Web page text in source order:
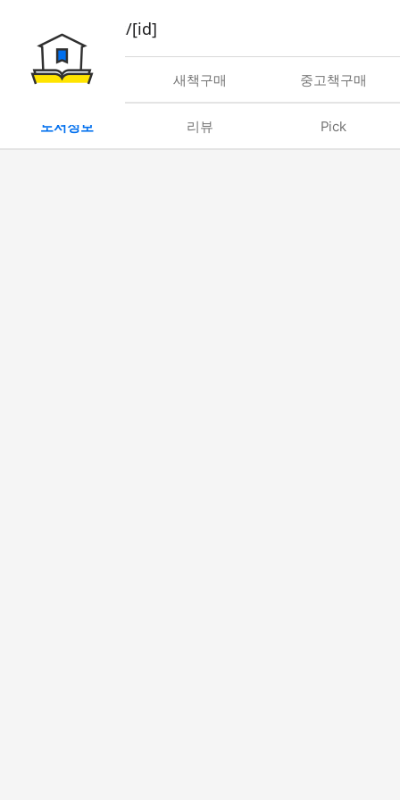
book/rent/[id]
대여 새책구매 중고책구매
도서정보 리뷰 Pick